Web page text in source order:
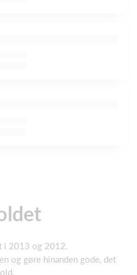
i 2013 og 2012.
og gøre hinanden gode, det